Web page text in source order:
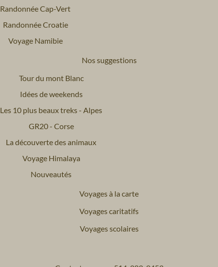
Randonnée Cap-Vert
Randonnée Croatie
Voyage Namibie
Nos suggestions
Tour du mont Blanc
Idées de weekends
Les 10 plus beaux treks - Alpes
GR20 - Corse
La découverte des animaux
Voyage Himalaya
Nouveautés
Voyages à la carte
Voyages caritatifs
Voyages scolaires